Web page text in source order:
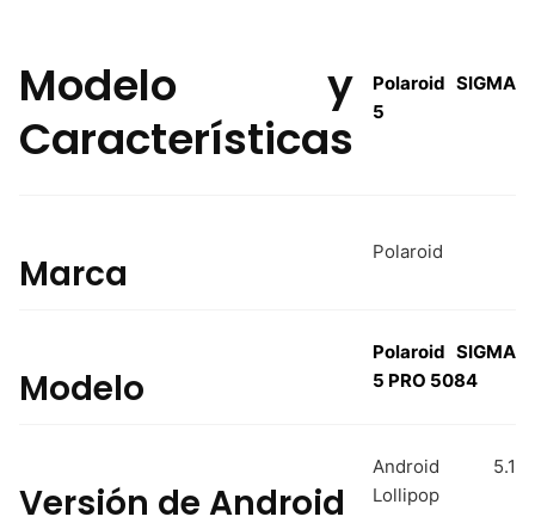
Modelo y
Características
Polaroid SIGMA
5
Marca Polaroid
Modelo
Polaroid SIGMA
5 PRO 5084
Versión de Android
Android 5.1
Lollipop